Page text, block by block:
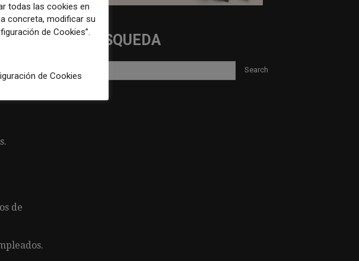
de
BUSQUEDA
todas las cookies en
concreta, modificar su
de Cookies”.
de Cookies